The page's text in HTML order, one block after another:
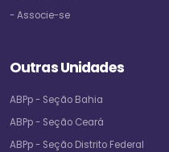
- Associe-se
Outras Unidades
ABPp - Seção Bahia
ABPp - Seção Ceará
ABPp - Seção Distrito Federal